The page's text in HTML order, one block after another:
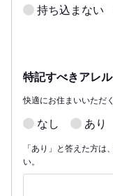
持ち込まない
特記すべきアレ
快適にお住まいいただ
なし あり
「あり」と答えた方は
い。